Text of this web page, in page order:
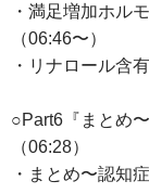
・満足増加ホル
（06:46〜）
・リナロール含
○Part6『まとめ
（06:28）
・まとめ〜認知